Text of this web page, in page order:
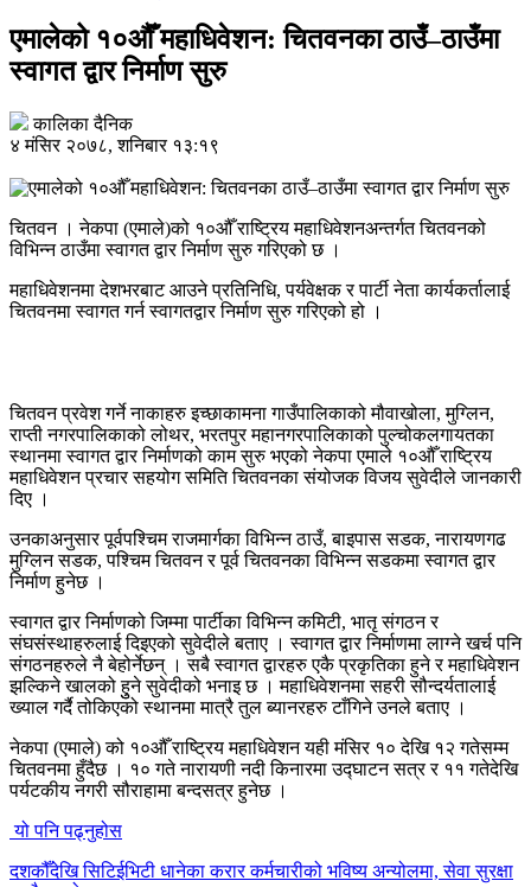
एमालेको १०औँ महाधिवेशन: चितवनका ठाउँ–ठाउँमा
स्वागत द्वार निर्माण सुरु
कालिका दैनिक
४ मंसिर २०७८, शनिबार १३:१९
चितवन । नेकपा (एमाले)को १०औँ राष्ट्रिय महाधिवेशनअन्तर्गत चितवनको
विभिन्न ठाउँमा स्वागत द्वार निर्माण सुरु गरिएको छ ।
महाधिवेशनमा देशभरबाट आउने प्रतिनिधि, पर्यवेक्षक र पार्टी नेता कार्यकर्तालाई
चितवनमा स्वागत गर्न स्वागतद्वार निर्माण सुरु गरिएको हो ।
चितवन प्रवेश गर्ने नाकाहरु इच्छाकामना गाउँपालिकाको मौवाखोला, मुग्लिन,
राप्ती नगरपालिकाको लोथर, भरतपुर महानगरपालिकाको पुल्चोकलगायतका
स्थानमा स्वागत द्वार निर्माणको काम सुरु भएको नेकपा एमाले १०औँ राष्ट्रिय
महाधिवेशन प्रचार सहयोग समिति चितवनका संयोजक विजय सुवेदीले जानकारी
दिए ।
उनकाअनुसार पूर्वपश्चिम राजमार्गका विभिन्न ठाउँ, बाइपास सडक, नारायणगढ
मुग्लिन सडक, पश्चिम चितवन र पूर्व चितवनका विभिन्न सडकमा स्वागत द्वार
निर्माण हुनेछ ।
स्वागत द्वार निर्माणको जिम्मा पार्टीका विभिन्न कमिटी, भातृ संगठन र
संघसंस्थाहरुलाई दिइएको सुवेदीले बताए । स्वागत द्वार निर्माणमा लाग्ने खर्च पनि
संगठनहरुले नै बेहोर्नेछन् । सबै स्वागत द्वारहरु एकै प्रकृतिका हुने र महाधिवेशन
झल्किने खालको हुुने सुवेदीको भनाइ छ । महाधिवेशनमा सहरी सौन्दर्यतालाई
ख्याल गर्दै तोकिएको स्थानमा मात्रै तुल ब्यानरहरु टाँगिने उनले बताए ।
नेकपा (एमाले) को १०औँ राष्ट्रिय महाधिवेशन यही मंसिर १० देखि १२ गतेसम्म
चितवनमा हुँदैछ । १० गते नारायणी नदी किनारमा उद्घाटन सत्र र ११ गतेदेखि
पर्यटकीय नगरी सौराहामा बन्दसत्र हुनेछ ।
यो पनि पढ्नुहोस
दशकौँदेखि सिटिईभिटी धानेका करार कर्मचारीको भविष्य अन्योलमा, सेवा सुरक्षा